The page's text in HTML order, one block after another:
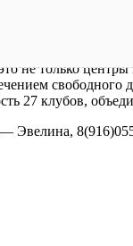
не только
свободного
27 клубов,
Эвелина,